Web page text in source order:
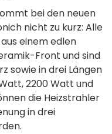
bei den neuen
nicht zu kurz: Alle
einem edlen
Front und sind
sowie in drei Längen
2200 Watt und
die Heizstrahler
in drei